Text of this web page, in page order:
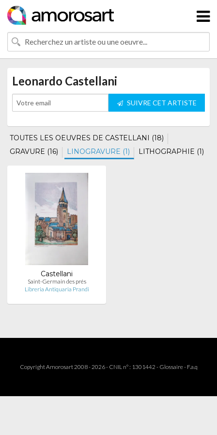
Leonardo Castellani
SUIVRE CET ARTISTE
TOUTES LES OEUVRES DE CASTELLANI (18)
GRAVURE (16)
LINOGRAVURE (1) LITHOGRAPHIE (1)
Castellani
Saint-Germain des prés
Libreria Antiquaria Prandi
Copyright Amorosart 2008 - 2026 - CNIL n° : 1301442 - Glossaire- F.a.q